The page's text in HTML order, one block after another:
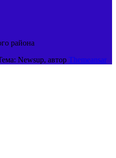
района
Newsup, автор Themeansar